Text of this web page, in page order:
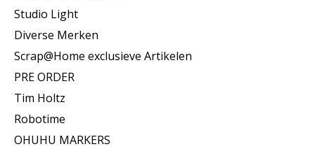
Studio Light
Diverse Merken
Scrap@Home exclusieve Artikelen
PRE ORDER
Tim Holtz
Robotime
OHUHU MARKERS